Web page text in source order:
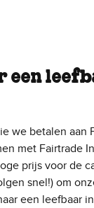
een
we betalen aan
met Fairtrade
prijs voor de
snel!) om
een leefbaar